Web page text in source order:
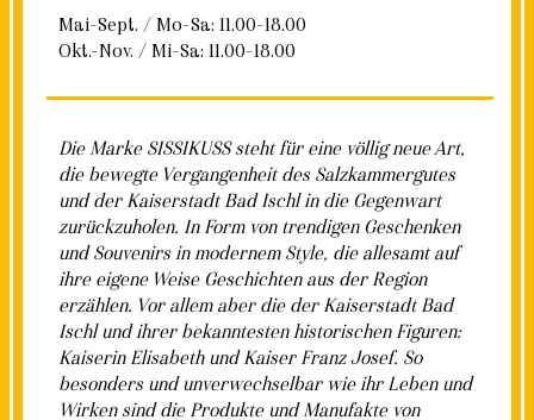
Mai-Sept. / Mo-Sa: 11.00-18.00
Okt.-Nov. / Mi-Sa: 11.00-18.00
Die Marke SISSIKUSS steht für eine völlig neue Art,
die bewegte Vergangenheit des Salzkammergutes
und der Kaiserstadt Bad Ischl in die Gegenwart
zurückzuholen. In Form von trendigen Geschenken
und Souvenirs in modernem Style, die allesamt auf
ihre eigene Weise Geschichten aus der Region
erzählen. Vor allem aber die der Kaiserstadt Bad
Ischl und ihrer bekanntesten historischen Figuren:
Kaiserin Elisabeth und Kaiser Franz Josef. So
besonders und unverwechselbar wie ihr Leben und
Wirken sind die Produkte und Manufakte von